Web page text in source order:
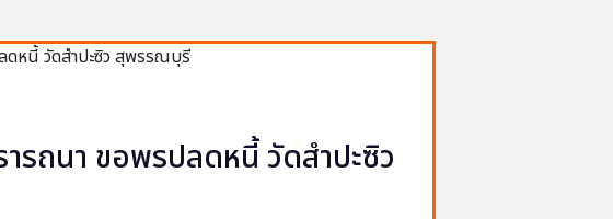
รถนา ขอพรปลดหนี้ วัดสำปะซิว